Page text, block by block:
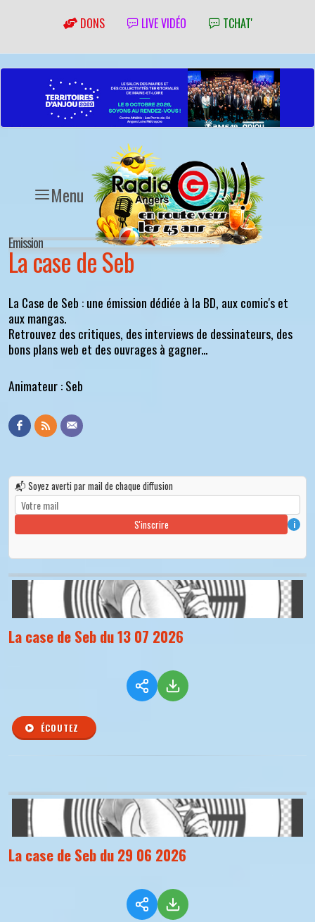
DONS LIVE VIDÉO TCHAT'
Menu
Emission
La case de Seb
La Case de Seb : une émission dédiée à la BD, aux comic's et
aux mangas.
Retrouvez des critiques, des interviews de dessinateurs, des
bons plans web et des ouvrages à gagner...
Animateur : Seb
📬 Soyez averti par mail de chaque diffusion
S'inscrire i
La case de Seb du 13 07 2026
ÉCOUTEZ
La case de Seb du 29 06 2026